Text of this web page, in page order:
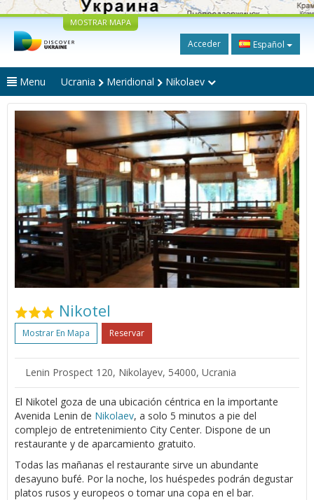
MOSTRAR MAPA
Acceder Español
Menu Ucrania Meridional Nikolaev
Nikotel
Mostrar En Mapa Reservar
Lenin Prospect 120, Nikolayev, 54000, Ucrania
El Nikotel goza de una ubicación céntrica en la importante
Avenida Lenin de Nikolaev, a solo 5 minutos a pie del
complejo de entretenimiento City Center. Dispone de un
restaurante y de aparcamiento gratuito.
Todas las mañanas el restaurante sirve un abundante
desayuno bufé. Por la noche, los huéspedes podrán degustar
platos rusos y europeos o tomar una copa en el bar.